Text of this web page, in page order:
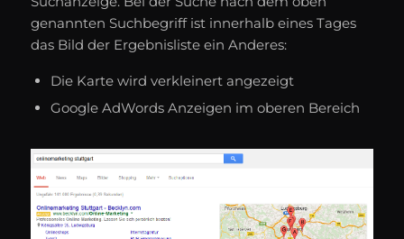
genannten Suchbegriff ist innerhalb eines Tages
das Bild der Ergebnisliste ein Anderes:
Die Karte wird verkleinert angezeigt
Google AdWords Anzeigen im oberen Bereich